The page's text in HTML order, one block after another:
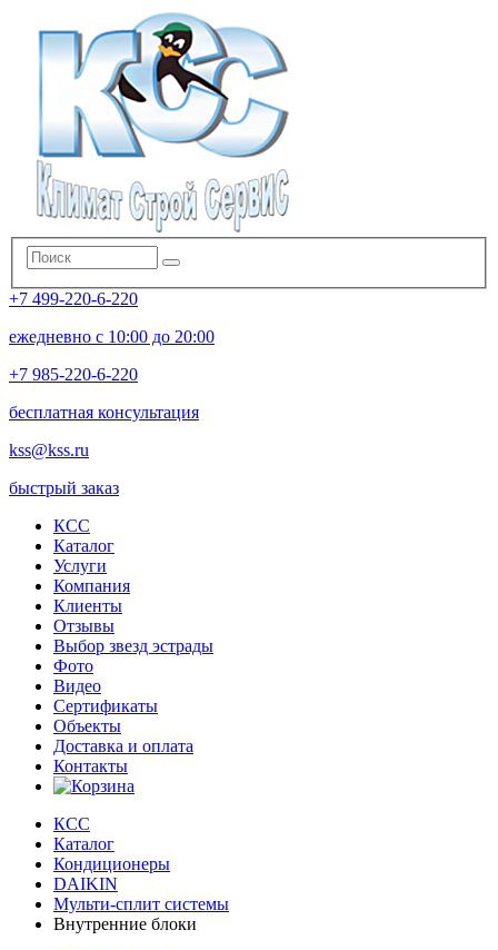
+7 499-220-6-220
ежедневно с 10:00 до 20:00
+7 985-220-6-220
бесплатная консультация
kss@kss.ru
быстрый заказ
КСС
Каталог
Услуги
Компания
Клиенты
Oтзывы
Выбор звезд эстрады
Фото
Видео
Сертификаты
Объекты
Доставка и оплата
Контакты
КСС
Каталог
Кондиционеры
DAIKIN
Мульти-сплит системы
Внутренние блоки